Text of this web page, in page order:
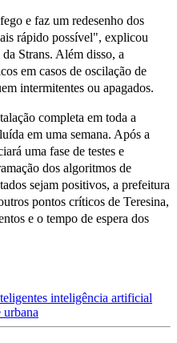
e faz um redesenho dos
rápido possível", explicou
Strans. Além disso, a
em casos de oscilação de
intermitentes ou apagados.
completa em toda a
em uma semana. Após a
uma fase de testes e
dos algoritmos de
sejam positivos, a prefeitura
pontos críticos de Teresina,
e o tempo de espera dos
inteligência artificial